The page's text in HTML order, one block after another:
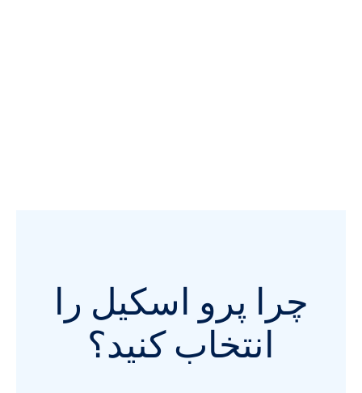
چرا پرو اسکیل را
انتخاب کنید؟